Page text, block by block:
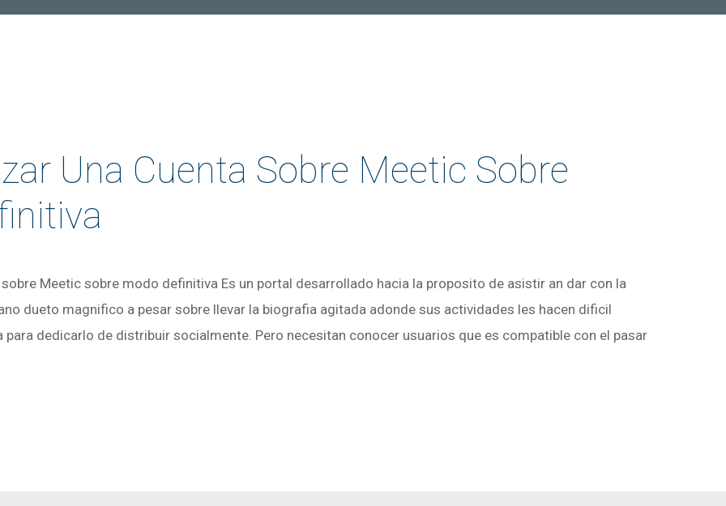
Una Cuenta Sobre Meetic Sobre
Meetic sobre modo definitiva Es un portal desarrollado hacia la proposito de asistir an dar con la
dueto magnifico a pesar sobre llevar la biografia agitada adonde sus actividades les hacen dificil
dedicarlo de distribuir socialmente. Pero necesitan conocer usuarios que es compatible con el pasar